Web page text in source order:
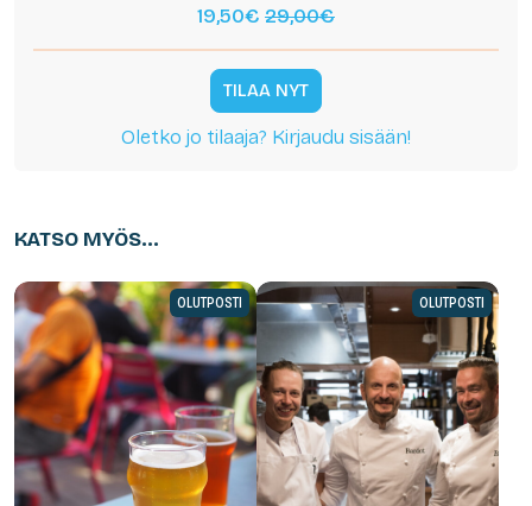
19,50€ 29,00€
TILAA NYT
Oletko jo tilaaja? Kirjaudu sisään!
KATSO MYÖS...
OLUTPOSTI OLUTPOSTI